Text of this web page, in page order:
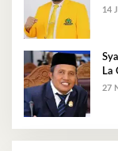
14
La
27